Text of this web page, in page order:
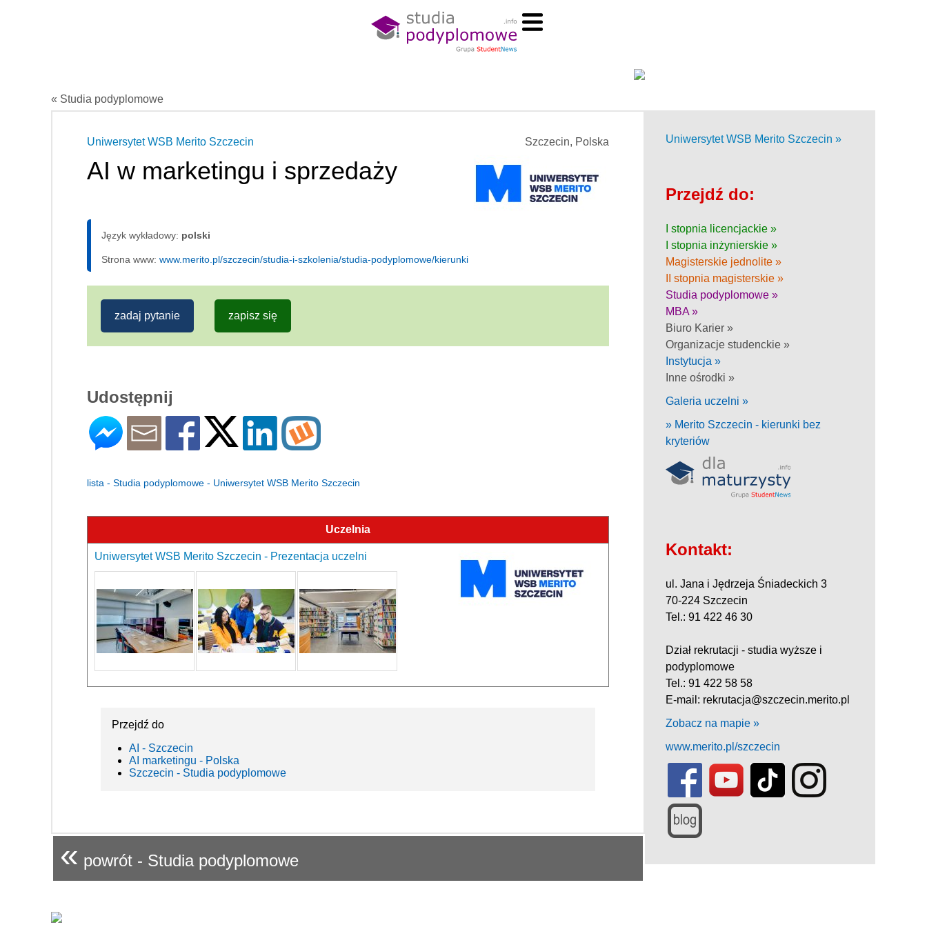
« Studia podyplomowe
Szczecin, Polska
Uniwersytet WSB Merito Szczecin
AI w marketingu i sprzedaży
Język wykładowy: polski
Strona www: www.merito.pl/szczecin/studia-i-szkolenia/studia-podyplomowe/kierunki
zadaj pytanie zapisz się
Udostępnij
lista - Studia podyplomowe - Uniwersytet WSB Merito Szczecin
Uczelnia
Uniwersytet WSB Merito Szczecin - Prezentacja uczelni
Przejdź do
AI - Szczecin
AI marketingu - Polska
Szczecin - Studia podyplomowe
« powrót - Studia podyplomowe
Uniwersytet WSB Merito Szczecin »
Przejdź do:
I stopnia licencjackie »
I stopnia inżynierskie »
Magisterskie jednolite »
II stopnia magisterskie »
Studia podyplomowe »
MBA »
Biuro Karier »
Organizacje studenckie »
Instytucja »
Inne ośrodki »
Galeria uczelni »
» Merito Szczecin - kierunki bez
kryteriów
Kontakt:
ul. Jana i Jędrzeja Śniadeckich 3
70-224 Szczecin
Tel.: 91 422 46 30
Dział rekrutacji - studia wyższe i
podyplomowe
Tel.: 91 422 58 58
E-mail: rekrutacja@szczecin.merito.pl
Zobacz na mapie »
www.merito.pl/szczecin